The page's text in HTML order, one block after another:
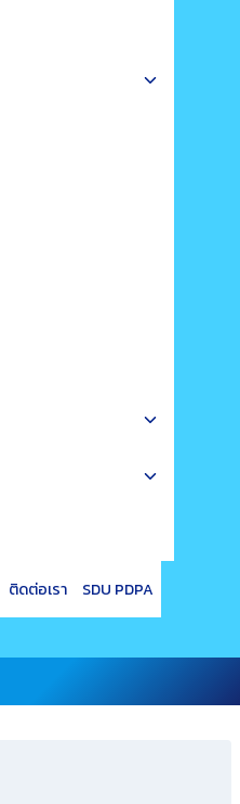
Toggle
Toggle
menu
Toggle
ติดต่อเรา SDU PDPA